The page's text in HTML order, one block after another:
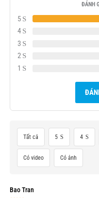
ĐÁNH
5
4
3
2
1
Tất cả 5 4
Có video Có ảnh
Bao Tran